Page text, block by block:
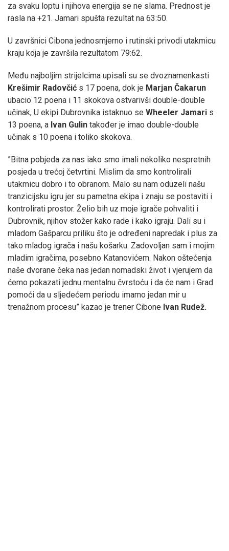
za svaku loptu i njihova energija se ne slama. Prednost je
rasla na +21. Jamari spušta rezultat na 63:50.
U završnici Cibona jednosmjerno i rutinski privodi utakmicu
kraju koja je završila rezultatom 79:62.
Među najboljim strijelcima upisali su se dvoznamenkasti
Krešimir Radovčić s 17 poena, dok je Marjan Čakarun
ubacio 12 poena i 11 skokova ostvarivši double-double
učinak, U ekipi Dubrovnika istaknuo se Wheeler Jamari s
13 poena, a Ivan Gulin također je imao double-double
učinak s 10 poena i toliko skokova.
”Bitna pobjeda za nas iako smo imali nekoliko nespretnih
posjeda u trećoj četvrtini. Mislim da smo kontrolirali
utakmicu dobro i to obranom. Malo su nam oduzeli našu
tranzicijsku igru jer su pametna ekipa i znaju se postaviti i
kontrolirati prostor. Želio bih uz moje igrače pohvaliti i
Dubrovnik, njihov stožer kako rade i kako igraju. Dali su i
mladom Gašparcu priliku što je određeni napredak i plus za
tako mladog igrača i našu košarku. Zadovoljan sam i mojim
mladim igračima, posebno Katanovićem. Nakon oštećenja
naše dvorane čeka nas jedan nomadski život i vjerujem da
ćemo pokazati jednu mentalnu čvrstoću i da će nam i Grad
pomoći da u sljedećem periodu imamo jedan mir u
trenažnom procesu” kazao je trener Cibone Ivan Rudež.